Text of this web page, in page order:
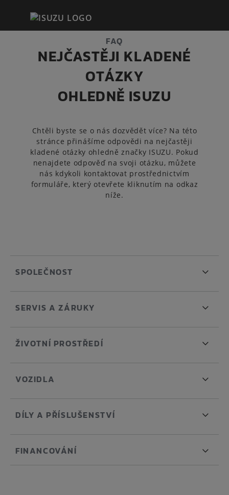
FAQ
NEJČASTĚJI KLADENÉ
OTÁZKY
OHLEDNĚ ISUZU
Chtěli byste se o nás dozvědět více? Na této
stránce přinášíme odpovědi na nejčastěji
kladené otázky ohledně značky ISUZU. Pokud
nenajdete odpověď na svoji otázku, můžete
nás kdykoli kontaktovat prostřednictvím
formuláře, který otevřete kliknutím na odkaz
níže.
SPOLEČNOST
SERVIS A ZÁRUKY
ŽIVOTNÍ PROSTŘEDÍ
VOZIDLA
DÍLY A PŘÍSLUŠENSTVÍ
FINANCOVÁNÍ